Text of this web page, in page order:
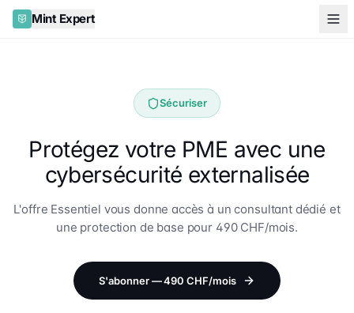
Mint Expert
Sécuriser
Protégez votre PME avec une
cybersécurité externalisée
L'offre Essentiel vous donne accès à un consultant dédié et
une protection de base pour 490 CHF/mois.
S'abonner — 490 CHF/mois